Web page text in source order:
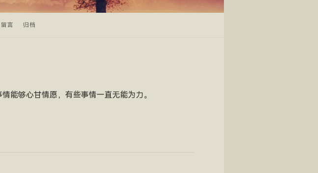
留言 归档
能够心甘情愿，有些事情一直无能为力。